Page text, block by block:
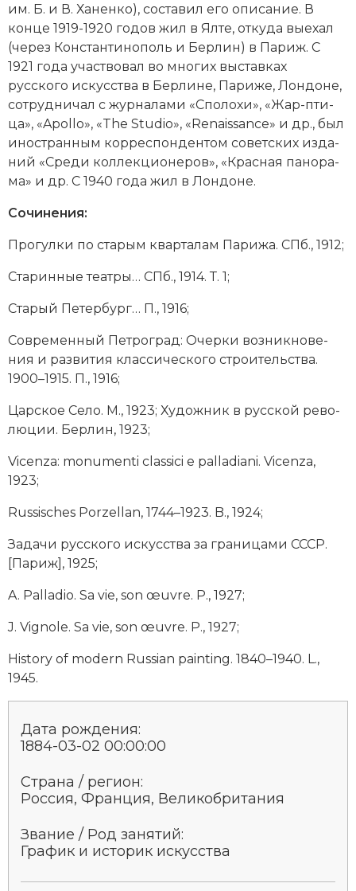
Специальные исторические дисциплины
СССР
Южная Америка
им. Б. и В. Ха­нен­ко), со­ста­вил его опи­са­ние. В
конце 1919-1920 годов жил в Ял­те, от­ку­да вы­ехал
(че­рез Кон­стан­ти­но­поль и Бер­лин) в Па­риж. С
1921 года уча­ст­во­вал во мно­гих вы­став­ках
русского искусства в Бер­ли­не, Па­ри­же, Лон­до­не,
со­труд­ни­чал с жур­на­ла­ми «Спо­ло­хи», «Жар-пти­
ца», «Apollo», «The Studio», «Renaissance» и др., был
иностранным кор­рес­пон­ден­том советских из­да­
ний «Сре­ди кол­лек­цио­не­ров», «Крас­ная па­но­ра­
ма» и др. С 1940 года жил в Лон­до­не.
Сочинения:
Про­гул­ки по ста­рым квар­та­лам Па­ри­жа. СПб., 1912;
Ста­рин­ные те­ат­ры… СПб., 1914. Т. 1;
Ста­рый Пе­тер­бург… П., 1916;
Со­вре­мен­ный Пет­ро­град: Очер­ки воз­ник­но­ве­
ния и раз­ви­тия клас­си­че­ско­го строи­тель­ст­ва.
1900–1915. П., 1916;
Цар­ское Се­ло. М., 1923; Ху­дож­ник в рус­ской ре­во­
лю­ции. Бер­лин, 1923;
Vicenza: monumenti classici e palladiani. Vicenza,
1923;
Russisches Porzellan, 1744–1923. B., 1924;
За­да­чи рус­ско­го ис­кус­ст­ва за гра­ни­ца­ми СССР.
[Па­риж], 1925;
A. Palladio. Sa vie, son œuvre. P., 1927;
J. Vignole. Sa vie, son œuvre. P., 1927;
History of modern Rus­sian painting. 1840–1940. L.,
1945.
Дата рождения:
1884-03-02 00:00:00
Страна / регион:
Россия, Франция, Великобритания
Звание / Род занятий:
Гра­фик и ис­то­рик ис­кус­ст­ва